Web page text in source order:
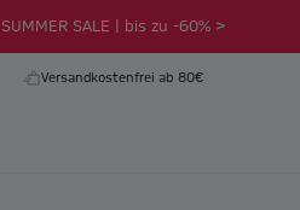
SUMMER SALE | bis zu -60% >
Versandkostenfrei ab 80€